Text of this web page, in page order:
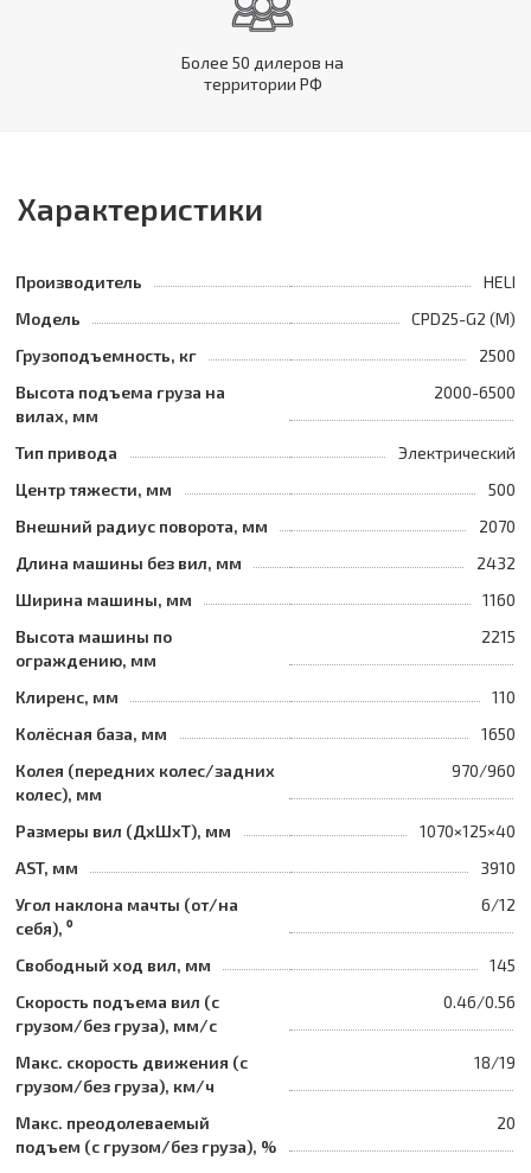
Более 50 дилеров на
территории РФ
Характеристики
Производитель
HELI
Модель
CPD25-G2 (M)
Грузоподъемность, кг
2500
Высота подъема груза на
вилах, мм
2000-6500
Тип привода
Электрический
Центр тяжести, мм
500
Внешний радиус поворота, мм
2070
Длина машины без вил, мм
2432
Ширина машины, мм
1160
Высота машины по
ограждению, мм
2215
Клиренс, мм
110
Колёсная база, мм
1650
Колея (передних колес/задних
колес), мм
970/960
Размеры вил (ДхШхТ), мм
1070×125×40
AST, мм
3910
Угол наклона мачты (от/на
себя), ⁰
6/12
Свободный ход вил, мм
145
Скорость подъема вил (с
грузом/без груза), мм/с
0.46/0.56
Макс. скорость движения (с
грузом/без груза), км/ч
18/19
Макс. преодолеваемый
подъем (с грузом/без груза), %
20